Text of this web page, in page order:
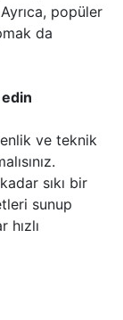
popüler
da
ve teknik
sıkı bir
sunup
hızlı